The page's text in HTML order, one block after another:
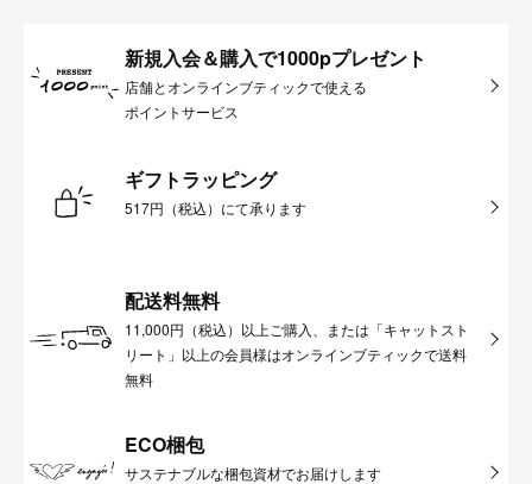
新規入会＆購入で1000pプレゼント
店舗とオンラインブティックで使える
ポイントサービス
ギフトラッピング
517円（税込）にて承ります
配送料無料
11,000円（税込）以上ご購入、または「キャットスト
リート」以上の会員様はオンラインブティックで送料
無料
ECO梱包
サステナブルな梱包資材でお届けします